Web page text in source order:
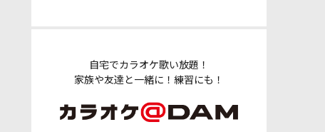
自宅でカラオケ歌い放題！
家族や友達と一緒に！練習にも！